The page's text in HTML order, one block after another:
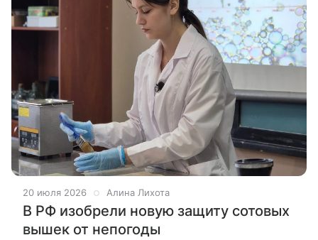
20 июля 2026 Алина Лихота
В РФ изобрели новую защиту сотовых
вышек от непогоды